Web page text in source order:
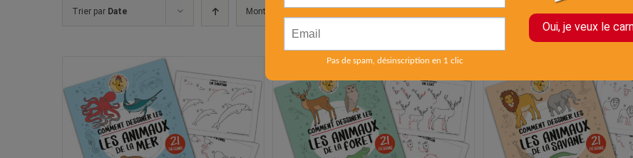
Trier par Date Montrer